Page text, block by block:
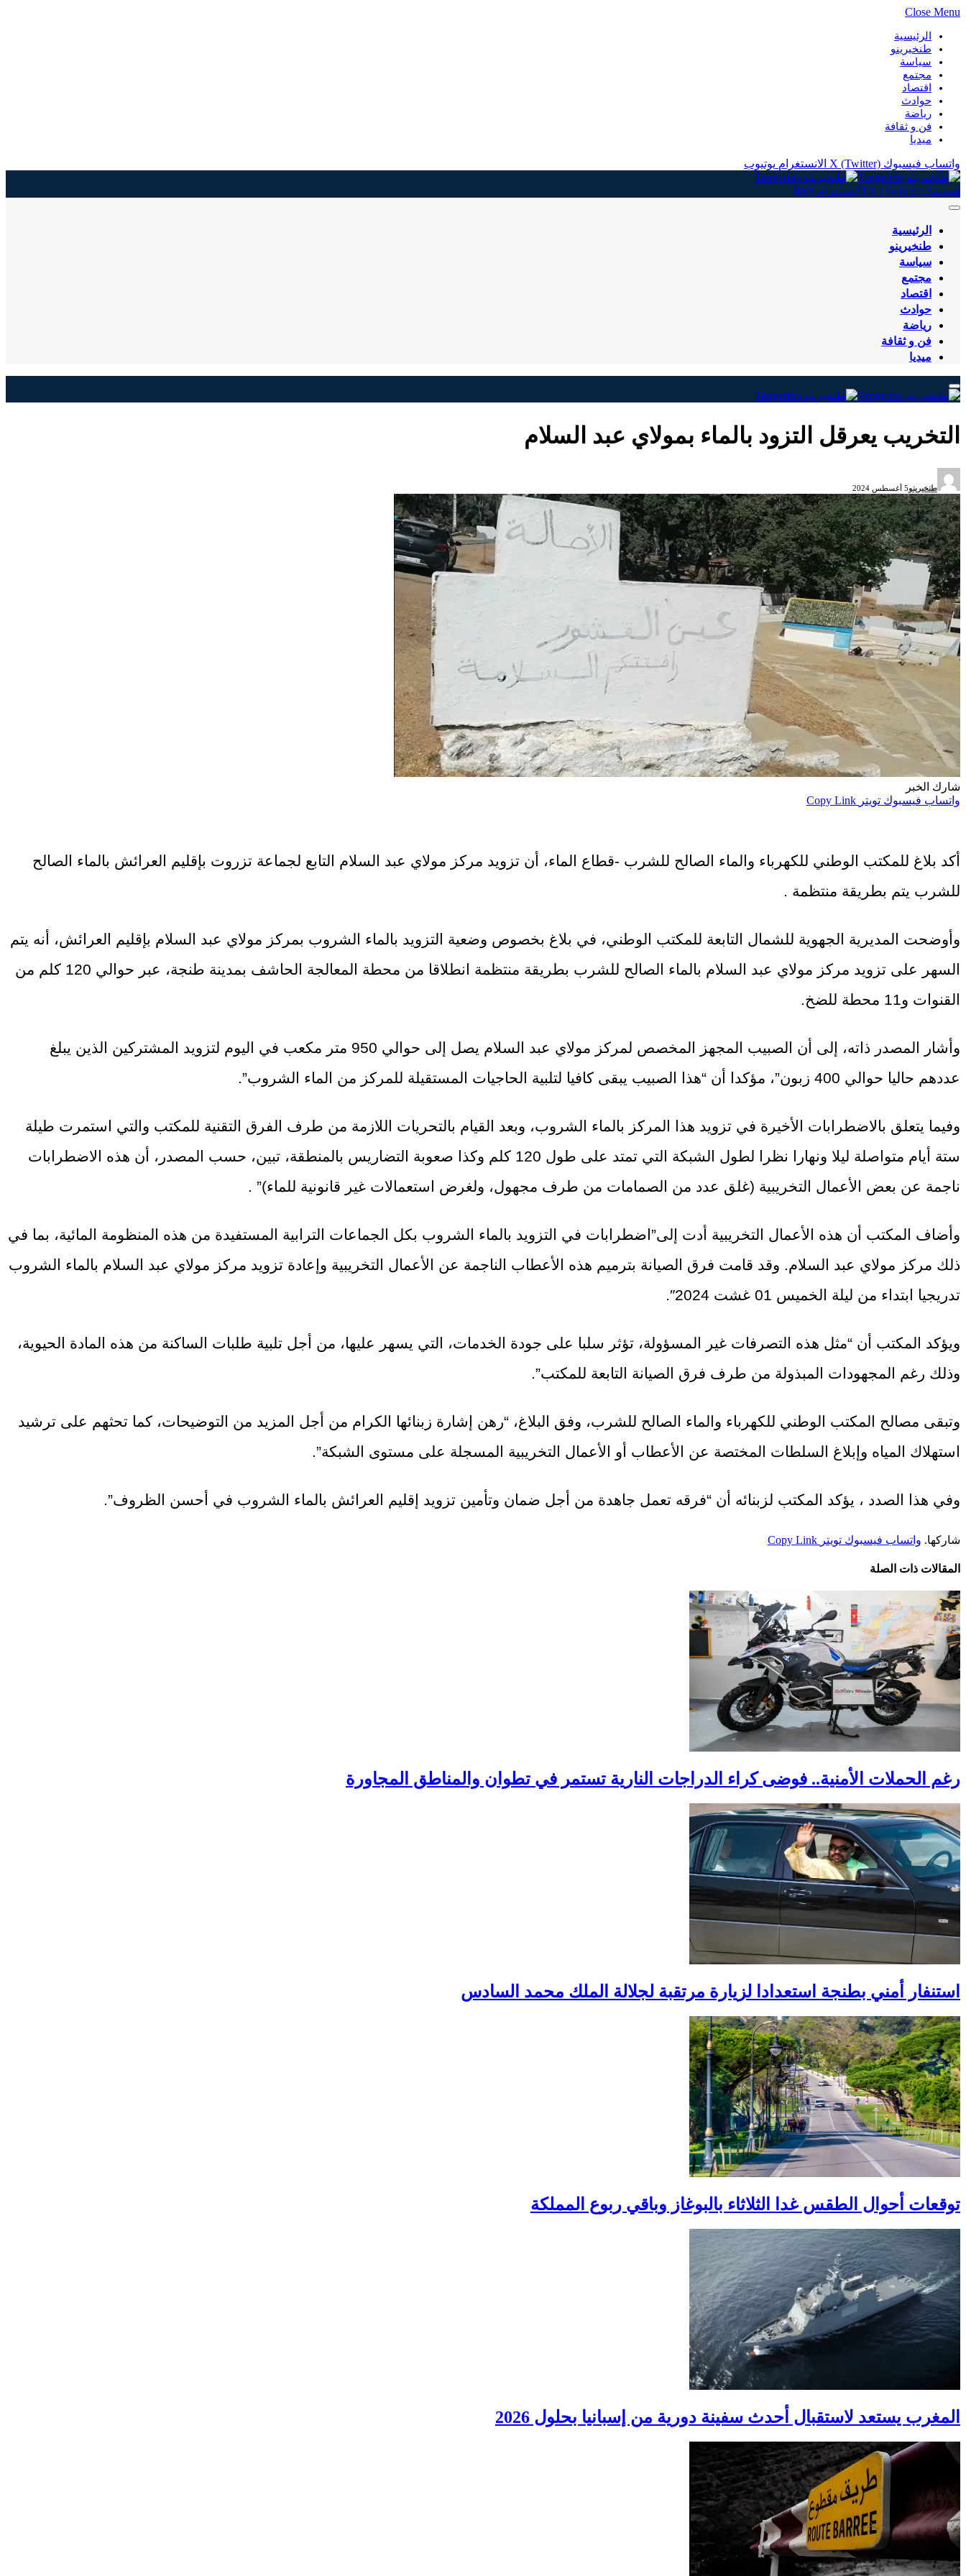
Close Menu
الرئيسية
طنخيرينو
سياسة
مجتمع
اقتصاد
حوادث
رياضة
فن و ثقافة
ميديا
واتساب فيسبوك X (Twitter) الانستغرام يوتيوب
فيسبوك X (Twitter) الانستغرام RSS
الرئيسية
طنخيرينو
سياسة
مجتمع
اقتصاد
حوادث
رياضة
فن و ثقافة
ميديا
التخريب يعرقل التزود بالماء بمولاي عبد السلام
طنخيرينو5 أغسطس 2024
شارك الخبر
واتساب فيسبوك تويتر Copy Link
أكد بلاغ للمكتب الوطني للكهرباء والماء الصالح للشرب -قطاع الماء، أن تزويد مركز مولاي عبد السلام التابع لجماعة تزروت بإقليم العرائش بالماء الصالح
للشرب يتم بطريقة منتظمة .
وأوضحت المديرية الجهوية للشمال التابعة للمكتب الوطني، في بلاغ بخصوص وضعية التزويد بالماء الشروب بمركز مولاي عبد السلام بإقليم العرائش، أنه يتم
السهر على تزويد مركز مولاي عبد السلام بالماء الصالح للشرب بطريقة منتظمة انطلاقا من محطة المعالجة الحاشف بمدينة طنجة، عبر حوالي 120 كلم من
القنوات و11 محطة للضخ.
وأشار المصدر ذاته، إلى أن الصبيب المجهز المخصص لمركز مولاي عبد السلام يصل إلى حوالي 950 متر مكعب في اليوم لتزويد المشتركين الذين يبلغ
عددهم حاليا حوالي 400 زبون”، مؤكدا أن “هذا الصبيب يبقى كافيا لتلبية الحاجيات المستقيلة للمركز من الماء الشروب”.
وفيما يتعلق بالاضطرابات الأخيرة في تزويد هذا المركز بالماء الشروب، وبعد القيام بالتحريات اللازمة من طرف الفرق التقنية للمكتب والتي استمرت طيلة
ستة أيام متواصلة ليلا ونهارا نظرا لطول الشبكة التي تمتد على طول 120 كلم وكذا صعوبة التضاريس بالمنطقة، تبين، حسب المصدر، أن هذه الاضطرابات
ناجمة عن بعض الأعمال التخريبية (غلق عدد من الصمامات من طرف مجهول، ولغرض استعمالات غير قانونية للماء)” .
وأضاف المكتب أن هذه الأعمال التخريبية أدت إلى”اضطرابات في التزويد بالماء الشروب بكل الجماعات الترابية المستفيدة من هذه المنظومة المائية، بما في
ذلك مركز مولاي عبد السلام. وقد قامت فرق الصيانة بترميم هذه الأعطاب الناجمة عن الأعمال التخريبية وإعادة تزويد مركز مولاي عبد السلام بالماء الشروب
تدريجيا ابتداء من ليلة الخميس 01 غشت 2024″.
ويؤكد المكتب أن “مثل هذه التصرفات غير المسؤولة، تؤثر سلبا على جودة الخدمات، التي يسهر عليها، من أجل تلبية طلبات الساكنة من هذه المادة الحيوية،
وذلك رغم المجهودات المبذولة من طرف فرق الصيانة التابعة للمكتب”.
وتبقى مصالح المكتب الوطني للكهرباء والماء الصالح للشرب، وفق البلاغ، “رهن إشارة زبنائها الكرام من أجل المزيد من التوضيحات، كما تحثهم على ترشيد
استهلاك المياه وإبلاغ السلطات المختصة عن الأعطاب أو الأعمال التخريبية المسجلة على مستوى الشبكة”.
وفي هذا الصدد ، يؤكد المكتب لزبنائه أن “فرقه تعمل جاهدة من أجل ضمان وتأمين تزويد إقليم العرائش بالماء الشروب في أحسن الظروف”.
شاركها. واتساب فيسبوك تويتر Copy Link
المقالات ذات الصلة
رغم الحملات الأمنية.. فوضى كراء الدراجات النارية تستمر في تطوان والمناطق المجاورة
استنفار أمني بطنجة استعدادا لزيارة مرتقبة لجلالة الملك محمد السادس
توقعات أحوال الطقس غدا الثلاثاء بالبوغاز وباقي ربوع المملكة
المغرب يستعد لاستقبال أحدث سفينة دورية من إسبانيا بحلول 2026